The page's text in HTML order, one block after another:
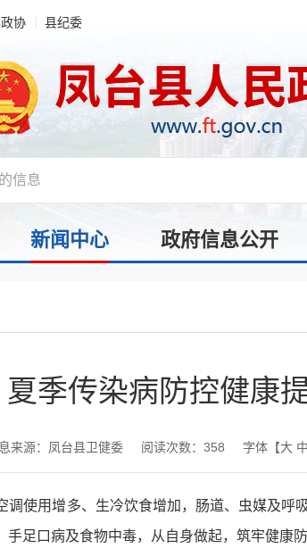
协 县纪委
新闻中心 政府信息公开
夏季传染病防控健康
来源：凤台县卫健委 阅读次数： 358 字体【大 中
使用增多、生冷饮食增加，肠道、虫媒及呼
足口病及食物中毒，从自身做起，筑牢健康防